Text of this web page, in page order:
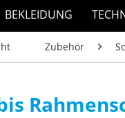
BEKLEIDUNG
Zubehör